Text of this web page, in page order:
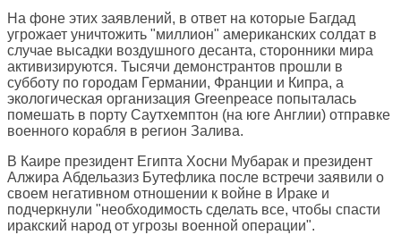
На фоне этих заявлений, в ответ на которые Багдад
угрожает уничтожить "миллион" американских солдат в
случае высадки воздушного десанта, сторонники мира
активизируются. Тысячи демонстрантов прошли в
субботу по городам Германии, Франции и Кипра, а
экологическая организация Greenpeace попыталась
помешать в порту Саутхемптон (на юге Англии) отправке
военного корабля в регион Залива.
В Каире президент Египта Хосни Мубарак и президент
Алжира Абдельазиз Бутефлика после встречи заявили о
своем негативном отношении к войне в Ираке и
подчеркнули "необходимость сделать все, чтобы спасти
иракский народ от угрозы военной операции".